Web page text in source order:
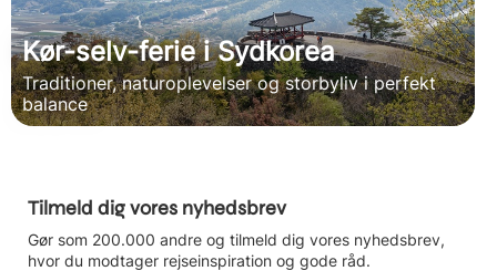
Kør-selv-ferie i Sydkorea
Traditioner, naturoplevelser og storbyliv i perfekt
balance
Tilmeld dig vores nyhedsbrev
Gør som 200.000 andre og tilmeld dig vores nyhedsbrev,
hvor du modtager rejseinspiration og gode råd.